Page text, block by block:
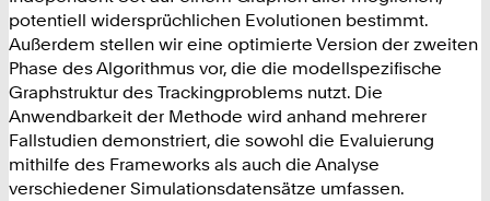
potentiell widersprüchlichen Evolutionen bestimmt.
Außerdem stellen wir eine optimierte Version der zweiten
Phase des Algorithmus vor, die die modellspezifische
Graphstruktur des Trackingproblems nutzt. Die
Anwendbarkeit der Methode wird anhand mehrerer
Fallstudien demonstriert, die sowohl die Evaluierung
mithilfe des Frameworks als auch die Analyse
verschiedener Simulationsdatensätze umfassen.